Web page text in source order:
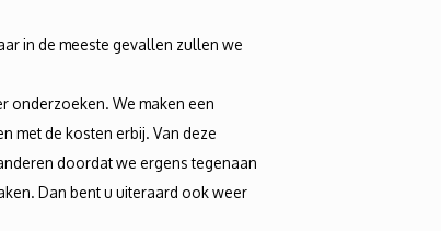
in de meeste gevallen zullen we
onderzoeken. We maken een
met de kosten erbij. Van deze
doordat we ergens tegenaan
Dan bent u uiteraard ook weer